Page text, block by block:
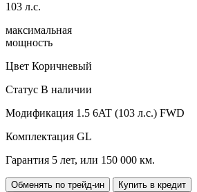
103 л.с.
максимальная
мощность
Цвет Коричневый
Статус В наличии
Модификация 1.5 6AT (103 л.с.) FWD
Комплектация GL
Гарантия 5 лет, или 150 000 км.
Обменять по трейд-ин Купить в кредит